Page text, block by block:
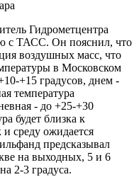
Гидрометцентра
с ТАСС. Он пояснил, что
воздушных масс, что
в Московском
+15 градусов, днем -
температура
- до +25-+30
будет близка к
среду ожидается
предсказывал
на выходных, 5 и 6
2-3 градуса.